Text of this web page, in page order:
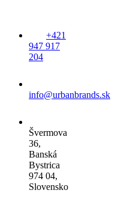
+421
947 917
204
info@urbanbrands.sk
Švermova
36,
Banská
Bystrica
974 04,
Slovensko